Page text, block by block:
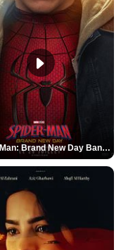
Spider-Man: Brand New Day Bande-annonce VO STFR